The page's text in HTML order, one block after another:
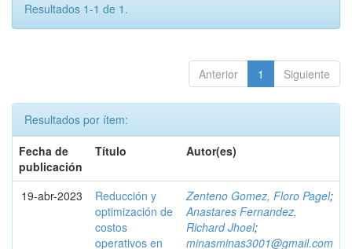
Resultados 1-1 de 1.
Anterior 1 Siguiente
Resultados por ítem:
Fecha de
publicación
Título Autor(es)
19-abr-2023
Reducción y
optimización de
costos
operativos en
Zenteno Gomez, Floro Pagel;
Anastares Fernandez,
Richard Jhoel;
minasminas3001@gmail.com